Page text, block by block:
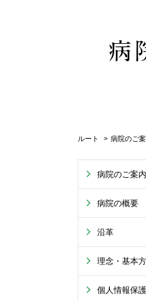
ルート 病院のご
病院のご案内
病院の概要
沿革
理念・基本
個人情報保